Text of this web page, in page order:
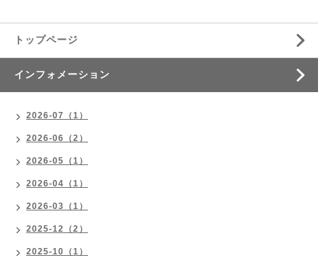
トップページ
インフォメーション
2026-07（1）
2026-06（2）
2026-05（1）
2026-04（1）
2026-03（1）
2025-12（2）
2025-10（1）